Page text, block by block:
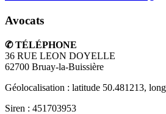
Avocats
✆ TÉLÉPHONE
36 RUE LEON DOYELLE
62700 Bruay-la-Buissière
Géolocalisation : latitude 50.481213,
Siren : 451703953